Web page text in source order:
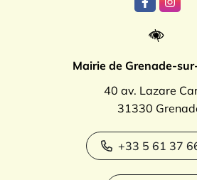
Lien vers
Lien
Mairie de Grenade-
40 av. Lazare
31330
+33 5 61 37